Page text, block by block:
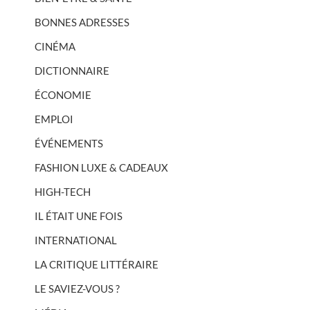
BONNES ADRESSES
CINÉMA
DICTIONNAIRE
ÉCONOMIE
EMPLOI
ÉVÉNEMENTS
FASHION LUXE & CADEAUX
HIGH-TECH
IL ÉTAIT UNE FOIS
INTERNATIONAL
LA CRITIQUE LITTÉRAIRE
LE SAVIEZ-VOUS ?